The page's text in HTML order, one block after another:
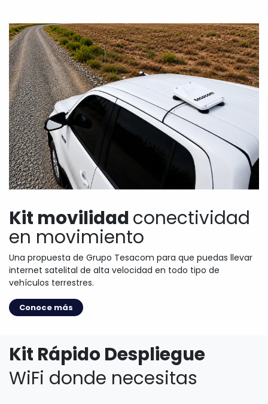
Kit movilidadconectividad
en movimiento
Una propuesta de Grupo Tesacom para que puedas llevar
internet satelital de alta velocidad en todo tipo de
vehículos terrestres.
Conoce más
Kit Rápido Despliegue
WiFi donde necesitas